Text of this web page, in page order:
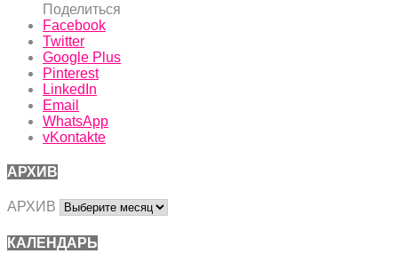
Поделиться
Facebook
Twitter
Google Plus
Pinterest
LinkedIn
Email
WhatsApp
vKontakte
АРХИВ
АРХИВ
КАЛЕНДАРЬ